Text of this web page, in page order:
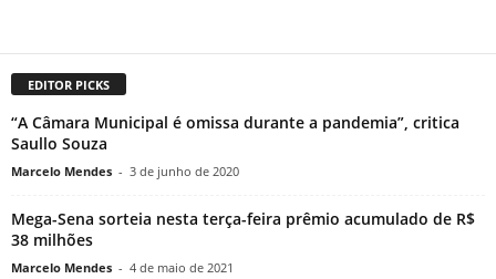
EDITOR PICKS
“A Câmara Municipal é omissa durante a pandemia”, critica
Saullo Souza
Marcelo Mendes - 3 de junho de 2020
Mega-Sena sorteia nesta terça-feira prêmio acumulado de R$
38 milhões
Marcelo Mendes - 4 de maio de 2021